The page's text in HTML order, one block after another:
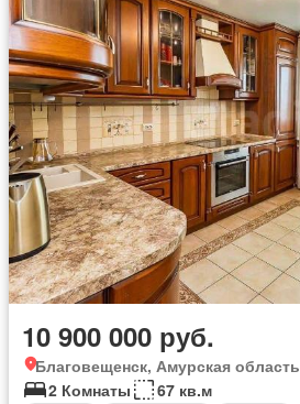
10 900 000 руб.
Благовещенск, Амурская область
2 Комнаты
67 кв.м